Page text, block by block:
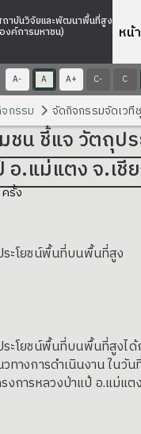
าบันวิจัยและพัฒนาพื้นที่สูง
งค์การมหาชน) หน้
A- A A+ C- C
กรรม จัดกิจกรรมจัดเวที
ชน ชี้แจ วัตถุป
.แม่แตง จ.เชี
รั้ง
ระโยชน์พื้นที่บนพื้นที่สูง
ระโยชน์พื้นที่บนพื้นที่สูงไ
วทางการดำเนินงาน ใน
การหลวงป่าแป๋ อ.แม่แตง